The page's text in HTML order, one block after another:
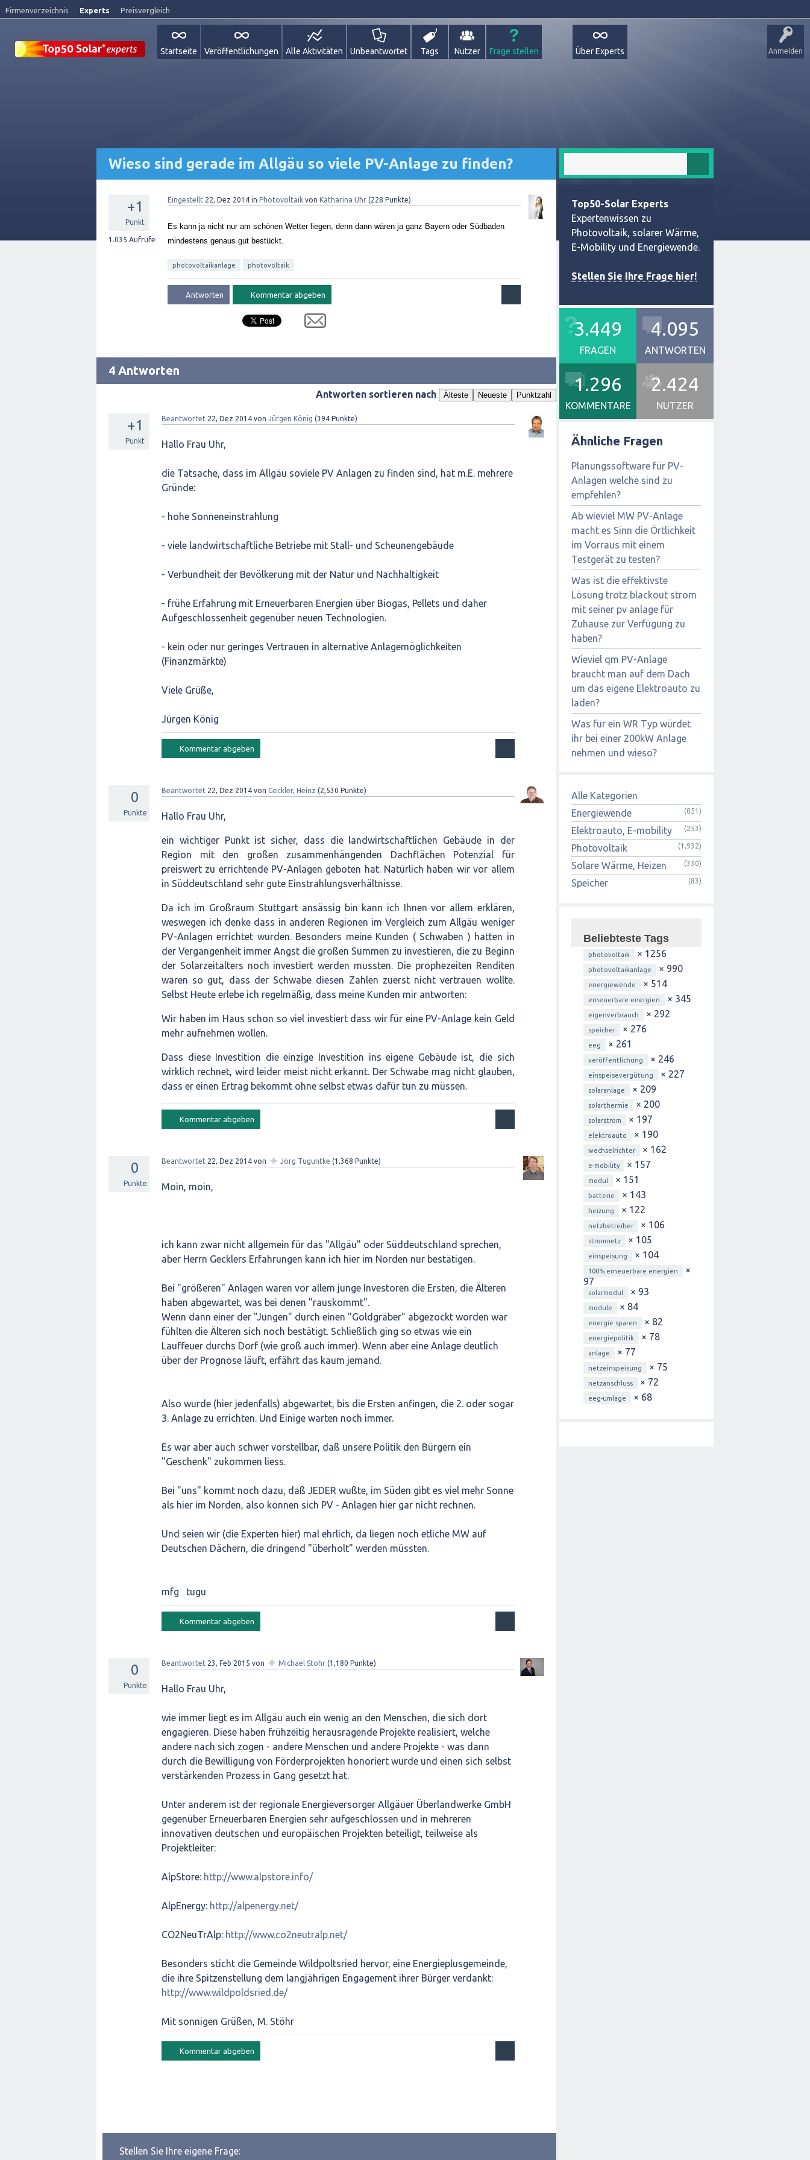
Firmenverzeichnis Experts Preisvergleich
Anmelden
Startseite Veröffentlichungen Alle Aktivitäten Unbeantwortet Tags Nutzer Frage stellen Über Experts
Wieso sind gerade im Allgäu so viele PV-Anlage zu finden?
+1
Punkt
1.035 Aufrufe
Eingestellt 22, Dez 2014 in Photovoltaik von Katharina Uhr (228 Punkte)
Es kann ja nicht nur am schönen Wetter liegen, denn dann wären ja ganz Bayern oder Südbaden
mindestens genaus gut bestückt.
photovoltaikanlage photovoltaik
4 Antworten
Antworten sortieren nach Älteste Neueste Punktzahl
+1
Punkt
Beantwortet 22, Dez 2014 von Jürgen König (394 Punkte)
Hallo Frau Uhr,
die Tatsache, dass im Allgäu soviele PV Anlagen zu finden sind, hat m.E. mehrere
Gründe:
- hohe Sonneneinstrahlung
- viele landwirtschaftliche Betriebe mit Stall- und Scheunengebäude
- Verbundheit der Bevölkerung mit der Natur und Nachhaltigkeit
- frühe Erfahrung mit Erneuerbaren Energien über Biogas, Pellets und daher
Aufgeschlossenheit gegenüber neuen Technologien.
- kein oder nur geringes Vertrauen in alternative Anlagemöglichkeiten
(Finanzmärkte)
Viele Grüße,
Jürgen König
0
Punkte
Beantwortet 22, Dez 2014 von Geckler, Heinz (2,530 Punkte)
Hallo Frau Uhr,
ein wichtiger Punkt ist sicher, dass die landwirtschaftlichen Gebäude in der
Region mit den großen zusammenhängenden Dachflächen Potenzial für
preiswert zu errichtende PV-Anlagen geboten hat. Natürlich haben wir vor allem
in Süddeutschland sehr gute Einstrahlungsverhältnisse.
Da ich im Großraum Stuttgart ansässig bin kann ich Ihnen vor allem erklären,
weswegen ich denke dass in anderen Regionen im Vergleich zum Allgäu weniger
PV-Anlagen errichtet wurden. Besonders meine Kunden ( Schwaben ) hatten in
der Vergangenheit immer Angst die großen Summen zu investieren, die zu Beginn
der Solarzeitalters noch investiert werden mussten. Die prophezeiten Renditen
waren so gut, dass der Schwabe diesen Zahlen zuerst nicht vertrauen wollte.
Selbst Heute erlebe ich regelmäßig, dass meine Kunden mir antworten:
Wir haben im Haus schon so viel investiert dass wir für eine PV-Anlage kein Geld
mehr aufnehmen wollen.
Dass diese Investition die einzige Investition ins eigene Gebäude ist, die sich
wirklich rechnet, wird leider meist nicht erkannt. Der Schwabe mag nicht glauben,
dass er einen Ertrag bekommt ohne selbst etwas dafür tun zu müssen.
0
Punkte
Beantwortet 22, Dez 2014 von ✦ Jörg Tuguntke (1,368 Punkte)
Moin, moin,
ich kann zwar nicht allgemein für das "Allgäu" oder Süddeutschland sprechen,
aber Herrn Gecklers Erfahrungen kann ich hier im Norden nur bestätigen.
Bei "größeren" Anlagen waren vor allem junge Investoren die Ersten, die Älteren
haben abgewartet, was bei denen "rauskommt".
Wenn dann einer der "Jungen" durch einen "Goldgräber" abgezockt worden war
fühlten die Älteren sich noch bestätigt. Schließlich ging so etwas wie ein
Lauffeuer durchs Dorf (wie groß auch immer). Wenn aber eine Anlage deutlich
über der Prognose läuft, erfährt das kaum jemand.
Also wurde (hier jedenfalls) abgewartet, bis die Ersten anfingen, die 2. oder sogar
3. Anlage zu errichten. Und Einige warten noch immer.
Es war aber auch schwer vorstellbar, daß unsere Politik den Bürgern ein
"Geschenk" zukommen liess.
Bei "uns" kommt noch dazu, daß JEDER wußte, im Süden gibt es viel mehr Sonne
als hier im Norden, also können sich PV - Anlagen hier gar nicht rechnen.
Und seien wir (die Experten hier) mal ehrlich, da liegen noch etliche MW auf
Deutschen Dächern, die dringend "überholt" werden müssten.
mfg tugu
0
Punkte
Beantwortet 23, Feb 2015 von ✦ Michael Stöhr (1,180 Punkte)
Hallo Frau Uhr,
wie immer liegt es im Allgäu auch ein wenig an den Menschen, die sich dort
engagieren. Diese haben frühzeitig herausragende Projekte realisiert, welche
andere nach sich zogen - andere Menschen und andere Projekte - was dann
durch die Bewilligung von Förderprojekten honoriert wurde und einen sich selbst
verstärkenden Prozess in Gang gesetzt hat.
Unter anderem ist der regionale Energieversorger Allgäuer Überlandwerke GmbH
gegenüber Erneuerbaren Energien sehr aufgeschlossen und in mehreren
innovativen deutschen und europäischen Projekten beteiligt, teilweise als
Projektleiter:
AlpStore: http://www.alpstore.info/
AlpEnergy: http://alpenergy.net/
CO2NeuTrAlp: http://www.co2neutralp.net/
Besonders sticht die Gemeinde Wildpoltsried hervor, eine Energieplusgemeinde,
die ihre Spitzenstellung dem langjährigen Engagement ihrer Bürger verdankt:
http://www.wildpoldsried.de/
Mit sonnigen Grüßen, M. Stöhr
Stellen Sie Ihre eigene Frage:
Top50-Solar Experts
Expertenwissen zu
Photovoltaik, solarer Wärme,
E-Mobility und Energiewende.
Stellen Sie Ihre Frage hier!
3.449
FRAGEN
4.095
ANTWORTEN
1.296
KOMMENTARE
2.424
NUTZER
Ähnliche Fragen
Planungssoftware für PV-
Anlagen welche sind zu
empfehlen?
Ab wieviel MW PV-Anlage
macht es Sinn die Örtlichkeit
im Vorraus mit einem
Testgerät zu testen?
Was ist die effektivste
Lösung trotz blackout strom
mit seiner pv anlage für
Zuhause zur Verfügung zu
haben?
Wieviel qm PV-Anlage
braucht man auf dem Dach
um das eigene Elektroauto zu
laden?
Was für ein WR Typ würdet
ihr bei einer 200kW Anlage
nehmen und wieso?
Alle Kategorien
Energiewende
(851)
Elektroauto, E-mobility (253)
Photovoltaik (1,932)
Solare Wärme, Heizen (330)
Speicher (83)
Beliebteste Tags
photovoltaik × 1256
photovoltaikanlage × 990
energiewende × 514
erneuerbare energien × 345
eigenverbrauch × 292
speicher × 276
eeg × 261
veröffentlichung × 246
einspeisevergütung × 227
solaranlage × 209
solarthermie × 200
solarstrom × 197
elektroauto × 190
wechselrichter × 162
e-mobility × 157
modul × 151
batterie × 143
heizung × 122
netzbetreiber × 106
stromnetz × 105
einspeisung × 104
100% erneuerbare energien
×
97
solarmodul × 93
module × 84
energie sparen × 82
energiepolitik × 78
anlage × 77
netzeinspeisung × 75
netzanschluss × 72
eeg-umlage × 68